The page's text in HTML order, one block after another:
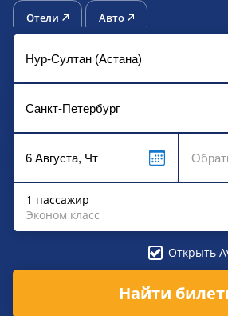
Отели Авто
1 пассажир
Эконом класс
Открыть
Найти